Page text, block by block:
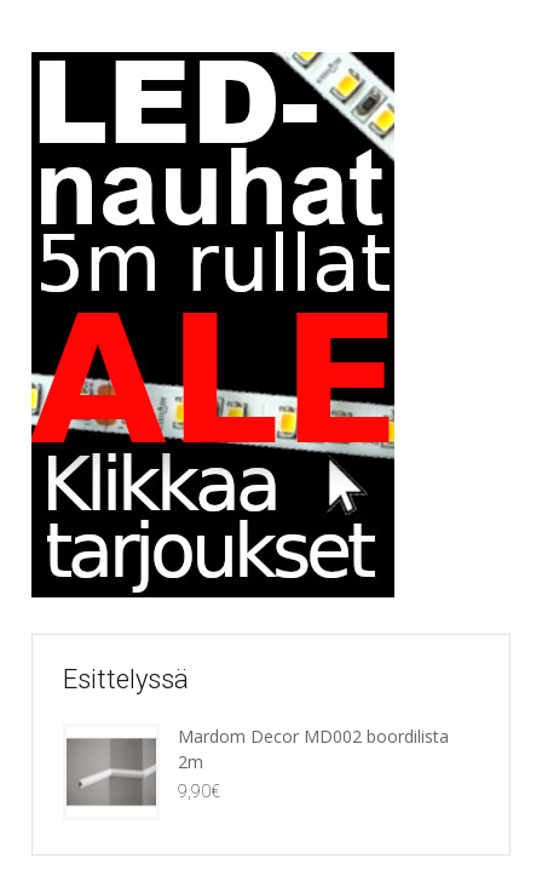
Esittelyssä
Mardom Decor MD002 boordilista
2m
9,90€